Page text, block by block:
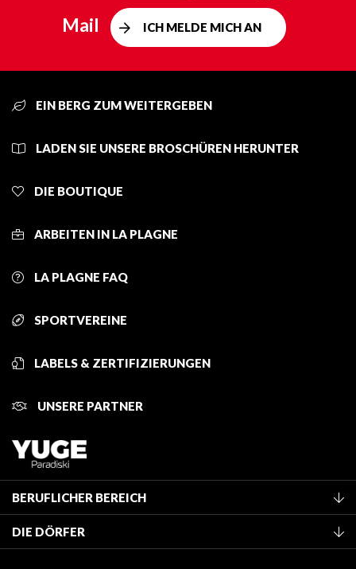
Mail
ICH MELDE MICH AN
EIN BERG ZUM WEITERGEBEN
LADEN SIE UNSERE BROSCHÜREN HERUNTER
DIE BOUTIQUE
ARBEITEN IN LA PLAGNE
LA PLAGNE FAQ
SPORTVEREINE
LABELS & ZERTIFIZIERUNGEN
UNSERE PARTNER
BERUFLICHER BEREICH
Mitglied des Fremdenverkehrsamtes werden
Klassifizierung von Möbeln
DIE DÖRFER